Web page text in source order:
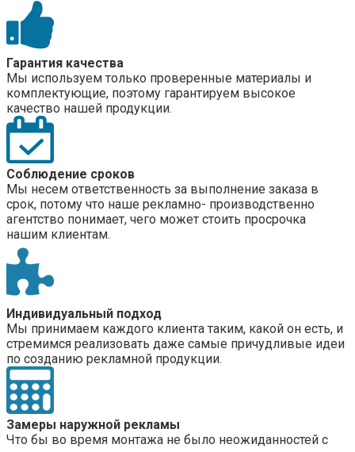
Гарантия качества
Мы используем только проверенные материалы и
комплектующие, поэтому гарантируем высокое
качество нашей продукции.
Соблюдение сроков
Мы несем ответственность за выполнение заказа в
срок, потому что наше рекламно- производственно
агентство понимает, чего может стоить просрочка
нашим клиентам.
Индивидуальный подход
Мы принимаем каждого клиента таким, какой он есть, и
стремимся реализовать даже самые причудливые идеи
по созданию рекламной продукции.
Замеры наружной рекламы
Что бы во время монтажа не было неожиданностей с